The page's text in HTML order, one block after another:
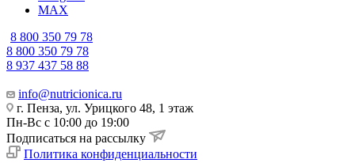
MAX
8 800 350 79 78
8 800 350 79 78
8 937 437 58 88
info@nutricionica.ru
г. Пенза, ул. Урицкого 48, 1 этаж
Пн-Вс с 10:00 до 19:00
Подписаться на рассылку
Политика конфиденциальности